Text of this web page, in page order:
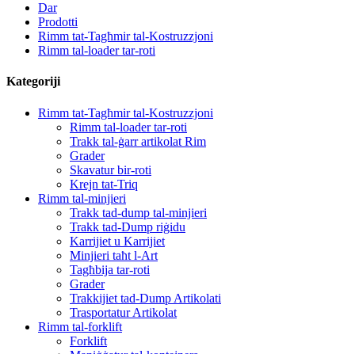
Dar
Prodotti
Rimm tat-Tagħmir tal-Kostruzzjoni
Rimm tal-loader tar-roti
Kategoriji
Rimm tat-Tagħmir tal-Kostruzzjoni
Rimm tal-loader tar-roti
Trakk tal-ġarr artikolat Rim
Grader
Skavatur bir-roti
Krejn tat-Triq
Rimm tal-minjieri
Trakk tad-dump tal-minjieri
Trakk tad-Dump riġidu
Karrijiet u Karrijiet
Minjieri taħt l-Art
Tagħbija tar-roti
Grader
Trakkijiet tad-Dump Artikolati
Trasportatur Artikolat
Rimm tal-forklift
Forklift